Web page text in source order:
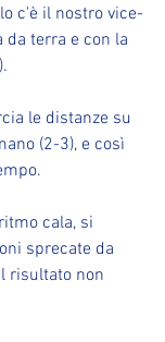
c'è il nostro vice-
da terra e con la
le distanze su
(2-3), e così
cala, si
sprecate da
risultato non